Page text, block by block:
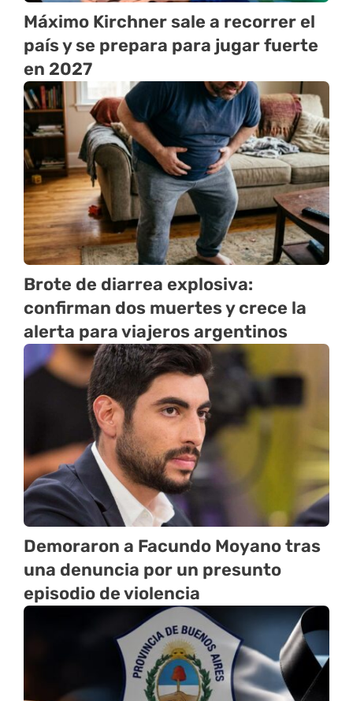
Máximo Kirchner sale a recorrer el
país y se prepara para jugar fuerte
en 2027
Brote de diarrea explosiva:
confirman dos muertes y crece la
alerta para viajeros argentinos
Demoraron a Facundo Moyano tras
una denuncia por un presunto
episodio de violencia